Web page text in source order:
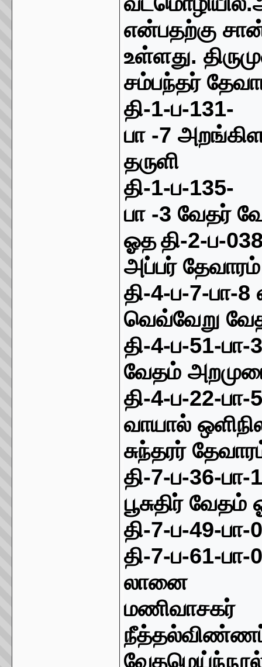
என்பதற்கு
உள்ளது.
சம்பந்தர்
தி-1-ப-131-
பா-7
தருளி
தி-1-ப-135-
பா -3 வேதர்
ஓததி-2-ப-
அப்பர் தேவாரம்
தி-4-ப-7-பா-8
வெவ்வேறு
தி-4-ப-51-பா-
வேதம் அ
தி-4-ப-22-பா-
வாயால் ஒ
சுந்தரர்
தி-7-ப-36-பா-
பூசுதிர் வேதம்
தி-7-ப-49-பா-
தி-7-ப-61-பா-
லானை
மணிவாசகர்